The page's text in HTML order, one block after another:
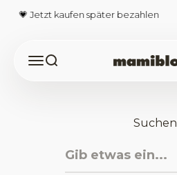
Zum Inhalt springen
💗 Jetzt kaufen später bezahlen
Navigationsmenü öffnen
Suche öffnenmamiblock-
Suchen